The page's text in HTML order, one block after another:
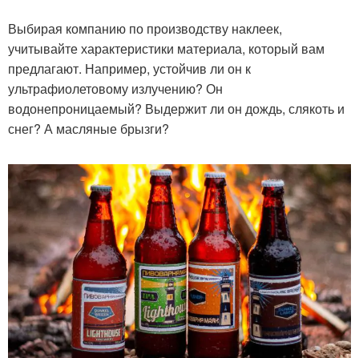
Выбирая компанию по производству наклеек,
учитывайте характеристики материала, который вам
предлагают. Например, устойчив ли он к
ультрафиолетовому излучению? Он
водонепроницаемый? Выдержит ли он дождь, слякоть и
снег? А масляные брызги?